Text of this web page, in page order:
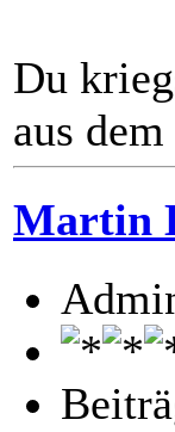
Du
aus
Martin